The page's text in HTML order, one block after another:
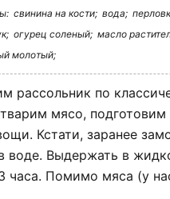
свинина на кости; вода;
огурец соленый; масло
молотый;
рассольник по
мясо,
Кстати, заранее
воде. Выдержать в
часа. Помимо мяса (у